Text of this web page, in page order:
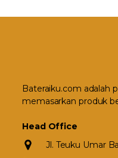
Bateraiku.com adalah
memasarkan produk
Head Office
Jl. Teuku Umar